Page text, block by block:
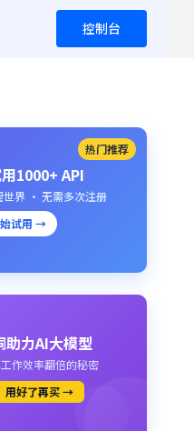
控制台
热门推荐
1000+ API
世界 · 无需多次注册
试用 →
助力AI大模型
作效率翻倍的秘密
用好了再买 →